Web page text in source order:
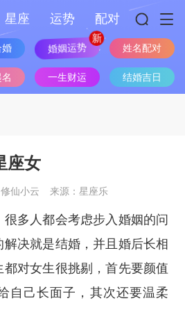
星座 运势 配对
婚 婚姻运势 姓名配对
一生财运 结婚吉日
座女
仙小云 来源：星座乐
多人都会考虑步入婚姻的问
决就是结婚，并且婚后长相
对女生很挑剔，首先要颜值
自己长面子，其次还要温柔